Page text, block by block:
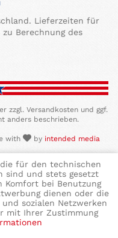
Lieferzeiten für
Berechnung des
zzgl. Versandkosten und ggf.
anders beschrieben.
with by intended media
für den technischen
sind und stets gesetzt
Komfort bei Benutzung
dienen oder die
sozialen Netzwerken
mit Ihrer Zustimmung